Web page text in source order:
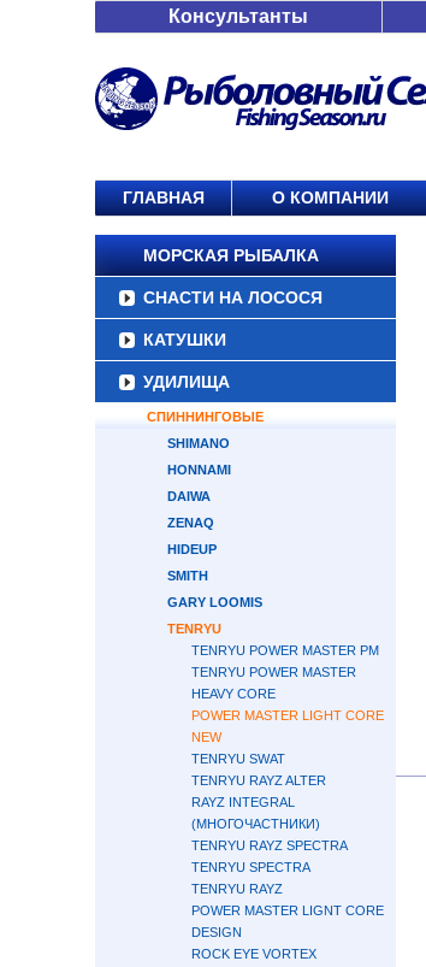
Консультанты
ГЛАВНАЯ О КОМПАНИИ
МОРСКАЯ РЫБАЛКА
СНАСТИ НА ЛОСОСЯ
КАТУШКИ
УДИЛИЩА
СПИННИНГОВЫЕ
SHIMANO
HONNAMI
DAIWA
ZENAQ
HIDEUP
SMITH
GARY LOOMIS
TENRYU
TENRYU POWER MASTER PM
TENRYU POWER MASTER
HEAVY CORE
POWER MASTER LIGHT CORE
NEW
TENRYU SWAT
TENRYU RAYZ ALTER
RAYZ INTEGRAL
(МНОГОЧАСТНИКИ)
TENRYU RAYZ SPECTRA
TENRYU SPECTRA
TENRYU RAYZ
POWER MASTER LIGNT CORE
DESIGN
ROCK EYE VORTEX